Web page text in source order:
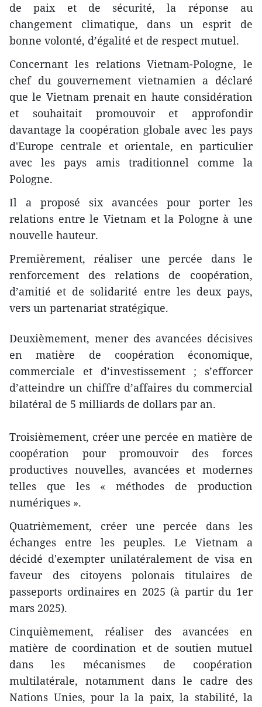
de paix et de sécurité, la réponse au
changement climatique, dans un esprit de
bonne volonté, d’égalité et de respect mutuel.
Concernant les relations Vietnam-Pologne, le
chef du gouvernement vietnamien a déclaré
que le Vietnam prenait en haute considération
et souhaitait promouvoir et approfondir
davantage la coopération globale avec les pays
d'Europe centrale et orientale, en particulier
avec les pays amis traditionnel comme la
Pologne.
Il a proposé six avancées pour porter les
relations entre le Vietnam et la Pologne à une
nouvelle hauteur.
Premièrement, réaliser une percée dans le
renforcement des relations de coopération,
d’amitié et de solidarité entre les deux pays,
vers un partenariat stratégique.
Deuxièmement, mener des avancées décisives
en matière de coopération économique,
commerciale et d’investissement ; s’efforcer
d’atteindre un chiffre d’affaires du commercial
bilatéral de 5 milliards de dollars par an.
Troisièmement, créer une percée en matière de
coopération pour promouvoir des forces
productives nouvelles, avancées et modernes
telles que les « méthodes de production
numériques ».
Quatrièmement, créer une percée dans les
échanges entre les peuples. Le Vietnam a
décidé d'exempter unilatéralement de visa en
faveur des citoyens polonais titulaires de
passeports ordinaires en 2025 (à partir du 1er
mars 2025).
Cinquièmement, réaliser des avancées en
matière de coordination et de soutien mutuel
dans les mécanismes de coopération
multilatérale, notamment dans le cadre des
Nations Unies, pour la la paix, la stabilité, la